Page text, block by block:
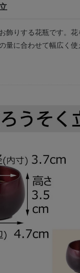
飾りする花瓶です。
量に合わせて幅広く